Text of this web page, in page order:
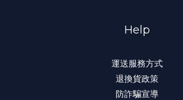
Help
運送服務方式
退換貨政策
防詐騙宣導